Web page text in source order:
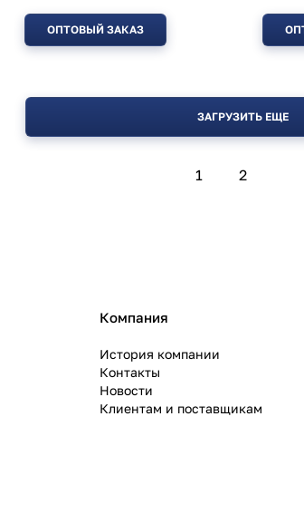
ОПТОВЫЙ ЗАКАЗ
ЗАГРУЗИТЬ ЕЩЕ
1 2
Компания
История компании
Контакты
Новости
Клиентам и поставщикам